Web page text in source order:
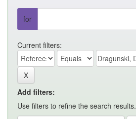
for
Current filters:
Add filters:
Use filters to refine the search results.